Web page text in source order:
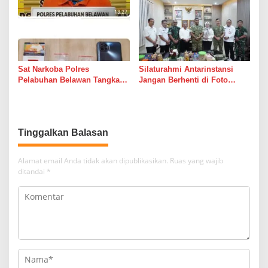
Sat Narkoba Polres
Pelabuhan Belawan Tangkap
Silaturahmi Antarinstansi
Jangan Berhenti di Foto
Tinggalkan Balasan
Alamat email Anda tidak akan dipublikasikan. Ruas yang wajib
ditandai *